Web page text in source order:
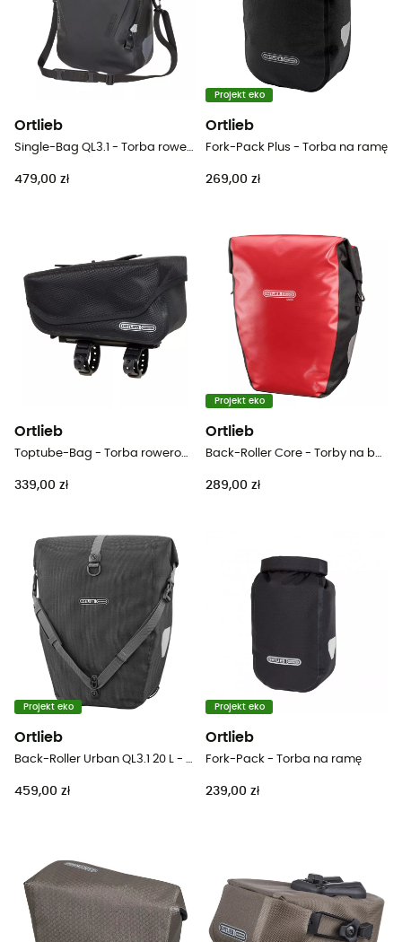
Ortlieb
Single-Bag QL3.1 - Torba rowerowa
479,00 zł
Projekt eko
Ortlieb
Fork-Pack Plus - Torba na ramę
269,00 zł
Ortlieb
Toptube-Bag - Torba rowerowa
339,00 zł
Projekt eko
Ortlieb
Back-Roller Core - Torby na bagażnik rowerowy
289,00 zł
Projekt eko
Ortlieb
Back-Roller Urban QL3.1 20 L - Torba rowerowa
459,00 zł
Projekt eko
Ortlieb
Fork-Pack - Torba na ramę
239,00 zł